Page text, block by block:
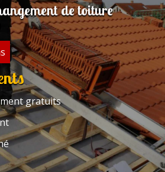
de toiture
gratuits